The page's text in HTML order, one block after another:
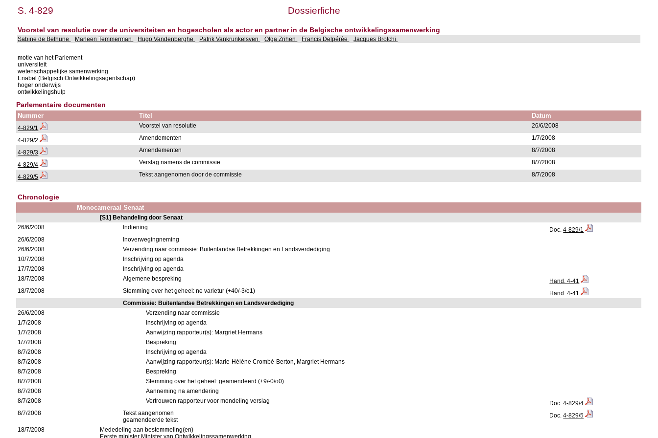
S. 4-829 Dossierfiche
Voorstel van resolutie over de universiteiten en hogescholen als actor en partner in de Belgische ontwikkelingssamenwerking
Sabine de Bethune Marleen Temmerman Hugo Vandenberghe Patrik Vankrunkelsven Olga Zrihen Francis Delpérée Jacques Brotchi
motie van het Parlement
universiteit
wetenschappelijke samenwerking
Enabel (Belgisch Ontwikkelingsagentschap)
hoger onderwijs
ontwikkelingshulp
Parlementaire documenten
Nummer Titel Datum
4-829/1 Voorstel van resolutie 26/6/2008
4-829/2 Amendementen 1/7/2008
4-829/3 Amendementen 8/7/2008
4-829/4 Verslag namens de commissie 8/7/2008
4-829/5 Tekst aangenomen door de commissie 8/7/2008
Chronologie
Monocameraal Senaat
[S1] Behandeling door Senaat
26/6/2008
Indiening Doc.4-829/1
26/6/2008
Inoverwegingneming
26/6/2008
Verzending naar commissie: Buitenlandse Betrekkingen en Landsverdediging
10/7/2008
Inschrijving op agenda
17/7/2008
Inschrijving op agenda
18/7/2008
Algemene bespreking
Hand. 4-41
18/7/2008
Stemming over het geheel: ne varietur (+40/-3/o1)
Hand. 4-41
Commissie: Buitenlandse Betrekkingen en Landsverdediging
26/6/2008
Verzending naar commissie
1/7/2008
Inschrijving op agenda
1/7/2008
Aanwijzing rapporteur(s): Margriet Hermans
1/7/2008
Bespreking
8/7/2008
Inschrijving op agenda
8/7/2008
Aanwijzing rapporteur(s): Marie-Hélène Crombé-Berton, Margriet Hermans
8/7/2008
Bespreking
8/7/2008
Stemming over het geheel: geamendeerd (+9/-0/o0)
8/7/2008
Aanneming na amendering
8/7/2008
Vertrouwen rapporteur voor mondeling verslag Doc.4-829/4
8/7/2008
Tekst aangenomen
geamendeerde tekst
Doc.4-829/5
18/7/2008
Mededeling aan bestemmeling(en)
Eerste minister Minister van Ontwikkelingssamenwerking